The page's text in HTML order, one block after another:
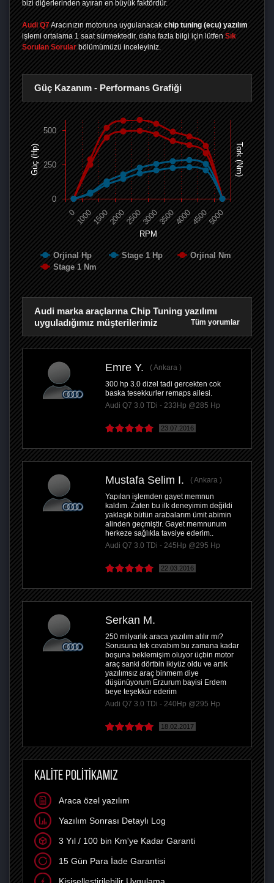
bizi diğerlerinden ayıran en büyük faktördür.
Audi Q7Aracınızın motoruna uygulanacak chip tuning (ecu) yazılım
işlemi ortalama 1 saat sürmektedir, daha fazla bilgi için lütfen Sık
Sorulan Sorular bölümümüzü inceleyiniz.
Güç Kazanım - Performans Grafiği
RPM
Güç (Hp) Tork (Nm)
Orjinal Hp Stage 1 Hp
Orjinal Nm
Stage 1 Nm
0 100015002000250030003500400045005000
0
250
500
Audi marka araçlarına Chip Tuning yazılımı
uyguladığımız müşterilerimiz
Tüm yorumlar
Emre Y.
Ankara
300 hp 3.0 dizel tadi gercekten cok
baska tesekkurler remaps ailesi.
Audi Q7 3.0 TDi - 233Hp @285 Hp
23.07.2016
Mustafa Selim I.
Ankara
Yapılan işlemden gayet memnun
kaldım. Zaten bu ilk deneyimim değildi
yaklaşık bütün arabalarım ümit abimin
alinden geçmiştir. Gayet memnunum
herkeze sağlıkla tavsiye ederim..
Audi Q7 3.0 TDi - 245Hp @295 Hp
22.03.2016
Serkan M.
250 milyarlık araca yazılım atılır mı?
Sorusuna tek cevabım bu zamana kadar
boşuna beklemişim oluyor üçbin motor
araç sanki dörtbin ikiyüz oldu ve artık
yazılımsız araç binmem diye
düşünüyorum Erzurum bayisi Erdem
beye teşekkür ederim
Audi Q7 3.0 TDi - 240Hp @295 Hp
18.02.2017
KALİTE POLİTİKAMIZ
Araca özel yazılım
Yazılım Sonrası Detaylı Log
3 Yıl / 100 bin Km'ye Kadar Garanti
15 Gün Para İade Garantisi